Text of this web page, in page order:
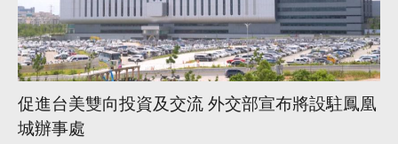
促進台美雙向投資及交流 外交部宣布將設駐鳳凰
城辦事處